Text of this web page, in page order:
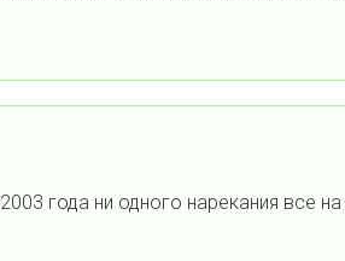
года ни одного нарекания все